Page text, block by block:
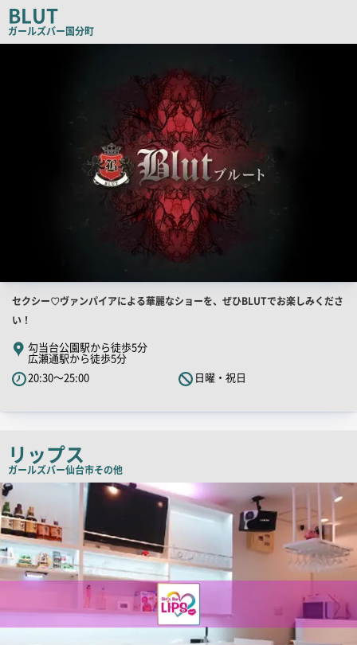
コ
ピ
BLUT
ガールズバー国分町
店
舗
PR
キ
ャ
チ
ピ
ー
セクシー♡ヴァンパイアによる華麗なショーを、ぜひBLUTでお楽しみくださ
い！
勾当台公園駅から徒歩5分
広瀬通駅から徒歩5分
20:30～25:00
日曜・祝日
リップス
ガールズバー仙台市その他
店
舗
PR
画
像